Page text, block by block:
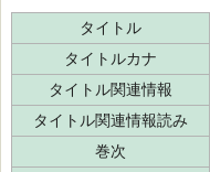
タイトル
タイトルカナ
タイトル関連情報
タイトル関連情報読み
巻次